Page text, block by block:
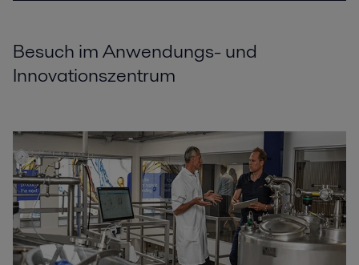
Besuch im Anwendungs- und
Innovationszentrum